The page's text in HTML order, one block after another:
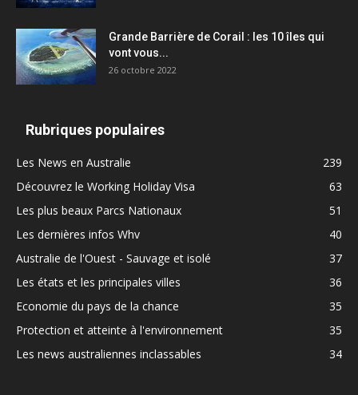
Grande Barrière de Corail : les 10 îles qui
vont vous...
26 octobre 2022
Rubriques populaires
Les News en Australie
239
Découvrez le Working Holiday Visa
63
Les plus beaux Parcs Nationaux
51
Les dernières infos Whv
40
Australie de l'Ouest - Sauvage et isolé
37
Les états et les principales villes
36
Economie du pays de la chance
35
Protection et atteinte à l'environnement
35
Les news australiennes inclassables
34